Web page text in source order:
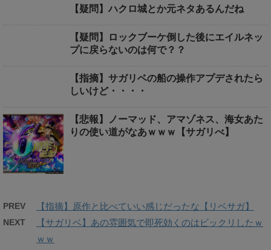
【疑問】ハクロ城とか元ネタあるんだね
【疑問】ロックブーケ倒した後にエイルネッ
プに戻らないのは何で？？
【指摘】サガリベの船の操作アプデされたら
しいけど・・・・
【悲報】ノーマッド、アマゾネス、海女あた
りの使い道がなあｗｗｗ【サガリべ】
PREV 【指摘】原作と比べていい感じだったな【リベサガ】
NEXT
【サガリベ】あの雰囲気で即死効くのはビックリしたｗ
ｗｗ